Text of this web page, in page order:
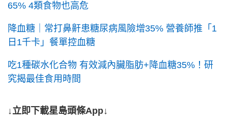
65% 4類食物也高危
降血糖｜常打鼻鼾患糖尿病風險增35% 營養師推「1
日1千卡」餐單控血糖
吃1種碳水化合物 有效減內臟脂肪+降血糖35%！研
究揭最佳食用時間
↓立即下載星島頭條App↓